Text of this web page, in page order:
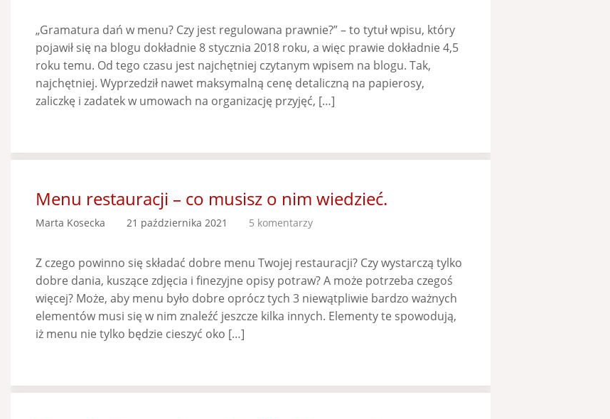
„Gramatura dań w menu? Czy jest regulowana prawnie?” – to tytuł wpisu, który
pojawił się na blogu dokładnie 8 stycznia 2018 roku, a więc prawie dokładnie 4,5
roku temu. Od tego czasu jest najchętniej czytanym wpisem na blogu. Tak,
najchętniej. Wyprzedził nawet maksymalną cenę detaliczną na papierosy,
zaliczkę i zadatek w umowach na organizację przyjęć, […]
Menu restauracji – co musisz o nim wiedzieć.
Marta Kosecka 21 października 2021 5 komentarzy
Z czego powinno się składać dobre menu Twojej restauracji? Czy wystarczą tylko
dobre dania, kuszące zdjęcia i finezyjne opisy potraw? A może potrzeba czegoś
więcej? Może, aby menu było dobre oprócz tych 3 niewątpliwie bardzo ważnych
elementów musi się w nim znaleźć jeszcze kilka innych. Elementy te spowodują,
iż menu nie tylko będzie cieszyć oko […]